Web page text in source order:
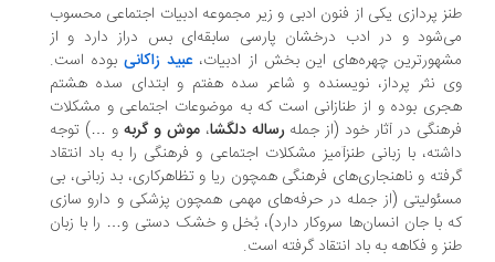
پردازی یکی از فنون ادبی و زیر مجموعه ادبیات اجتماعی محسوب
و در ادب درخشان پارسی سابقه‌ای بس دراز دارد و از
چهره‌های این بخش از ادبیات،عبید زاکانیبوده است.
نثر پرداز، نویسنده و شاعر سده هفتم و ابتدای سده هشتم
بوده و از طنازانی است که به موضوعات اجتماعی و مشکلات
در آثار خود (از جملهرساله دلگشا،موش و گربه و …) توجه
با زبانی طنزآمیز مشکلات اجتماعی و فرهنگی را به باد انتقاد
و ناهنجاری‌های فرهنگی همچون ریا و تظاهرکاری، بد زبانی، بی
(از جمله در حرفه‌های مهمی همچون پزشکی و دارو سازی
با جان انسان‌ها سروکار دارد)، بُخل و خشک دستی و… را با زبان
و فکاهه به باد انتقاد گرفته است.